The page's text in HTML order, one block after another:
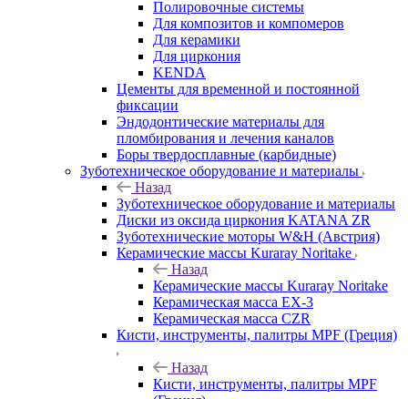
Полировочные системы
Для композитов и компомеров
Для керамики
Для циркония
KENDA
Цементы для временной и постоянной
фиксации
Эндодонтические материалы для
пломбирования и лечения каналов
Боры твердосплавные (карбидные)
Зуботехническое оборудование и материалы
Назад
Зуботехническое оборудование и материалы
Диски из оксида циркония KATANA ZR
Зуботехнические моторы W&H (Австрия)
Керамические массы Kuraray Noritake
Назад
Керамические массы Kuraray Noritake
Керамическая масса EX-3
Керамическая масса CZR
Кисти, инструменты, палитры MPF (Греция)
Назад
Кисти, инструменты, палитры MPF